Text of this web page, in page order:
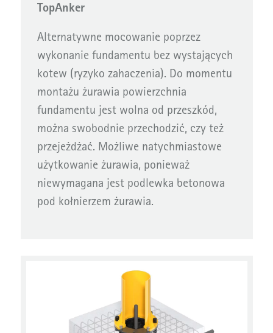
TopAnker
Alternatywne mocowanie poprzez
wykonanie fundamentu bez wystających
kotew (ryzyko zahaczenia). Do momentu
montażu żurawia powierzchnia
fundamentu jest wolna od przeszkód,
można swobodnie przechodzić, czy też
przejeżdżać. Możliwe natychmiastowe
użytkowanie żurawia, ponieważ
niewymagana jest podlewka betonowa
pod kołnierzem żurawia.